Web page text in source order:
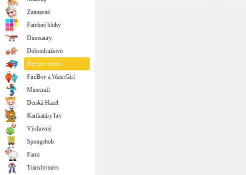
Zmrazené
Farebné bloky
Dinosaury
Dobrodružstvo
Hry pre dvoch
FireBoy a WaterGirl
Minecraft
Detská Hazel
Karikatúry hry
Výchovný
Spongebob
Farm
Transformers